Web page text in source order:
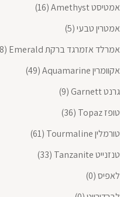
אמטיסט Amethyst
(16)
אמטרין טבעי(5)
אמרלד אזמרגד ברקת Emerald
(48)
אקוומרין Aquamarine
(49)
גרנט Garnett
(9)
טופז Topaz
(36)
טורמלין Tourmaline
(61)
טנזנייט Tanzanite
(33)
לאפיס(0)